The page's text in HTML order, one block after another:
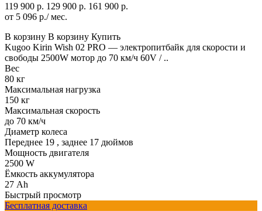
119 900 р. 129 900 р. 161 900 р.
от 5 096 р./ мес.
В корзину В корзину Купить
Kugoo Kirin Wish 02 PRO — электропитбайк для скорости и
свободы 2500W мотор до 70 км/ч 60V / ..
Вес
80 кг
Максимальная нагрузка
150 кг
Максимальная скорость
до 70 км/ч
Диаметр колеса
Переднее 19 , заднее 17 дюймов
Мощность двигателя
2500 W
Ёмкость аккумулятора
27 Ah
Быстрый просмотр
Бесплатная доставка